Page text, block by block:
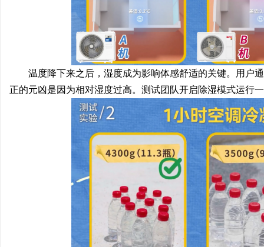
温度降下来之后，湿度成为影响体感舒适的关键。用户
正的元凶是因为相对湿度过高。测试团队开启除湿模式运行